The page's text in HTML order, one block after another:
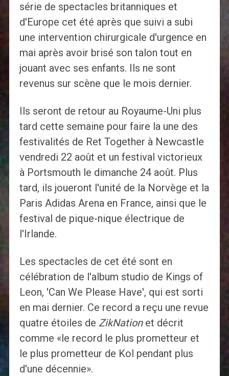
série de spectacles britanniques et
d'Europe cet été après que suivi a subi
une intervention chirurgicale d'urgence en
mai après avoir brisé son talon tout en
jouant avec ses enfants. Ils ne sont
revenus sur scène que le mois dernier.
Ils seront de retour au Royaume-Uni plus
tard cette semaine pour faire la une des
festivalités de Ret Together à Newcastle
vendredi 22 août et un festival victorieux
à Portsmouth le dimanche 24 août. Plus
tard, ils joueront l'unité de la Norvège et la
Paris Adidas Arena en France, ainsi que le
festival de pique-nique électrique de
l'Irlande.
Les spectacles de cet été sont en
célébration de l'album studio de Kings of
Leon, 'Can We Please Have', qui est sorti
en mai dernier. Ce record a reçu une revue
quatre étoiles de ZikNationet décrit
comme «le record le plus prometteur et
le plus prometteur de Kol pendant plus
d'une décennie».